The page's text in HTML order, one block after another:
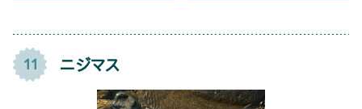
11 ニジマス